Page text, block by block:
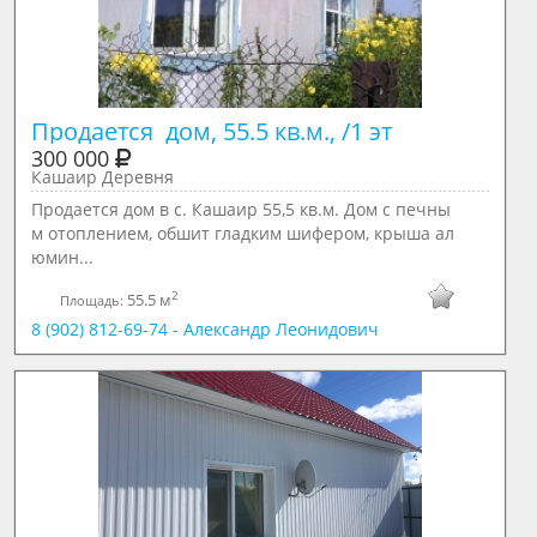
Продается  дом, 55.5 кв.м., /1 эт
300 000
Кашаир Деревня
Продается дом в с. Кашаир 55,5 кв.м. Дом с печны
м отоплением, обшит гладким шифером, крыша ал
юмин...
Площадь: 55.5 м2
8 (902) 812-69-74 - Александр Леонидович